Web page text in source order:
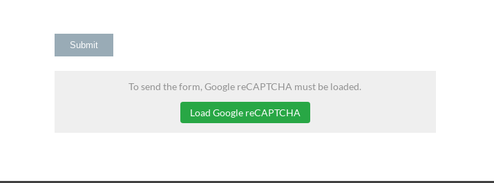
To send the form, Google reCAPTCHA must be loaded.
Load Google reCAPTCHA